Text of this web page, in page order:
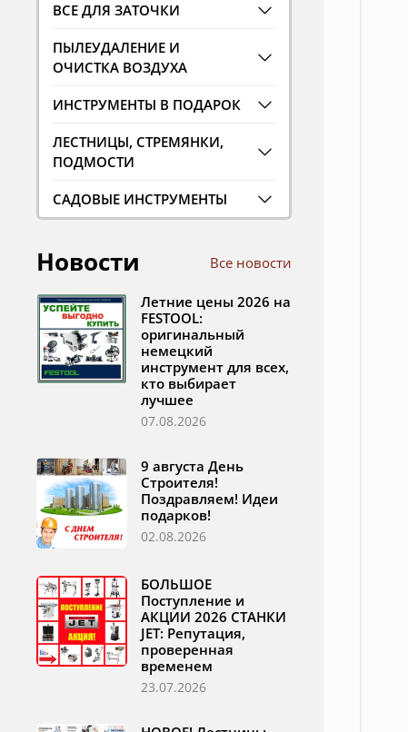
ВСЕ ДЛЯ ЗАТОЧКИ
ПЫЛЕУДАЛЕНИЕ И
ОЧИСТКА ВОЗДУХА
ИНСТРУМЕНТЫ В ПОДАРОК
ЛЕСТНИЦЫ, СТРЕМЯНКИ,
ПОДМОСТИ
САДОВЫЕ ИНСТРУМЕНТЫ
Новости Все новости
Летние цены 2026 на
FESTOOL:
оригинальный
немецкий
инструмент для всех,
кто выбирает
лучшее
07.08.2026
9 августа День
Строителя!
Поздравляем! Идеи
подарков!
02.08.2026
БОЛЬШОЕ
Поступление и
АКЦИИ 2026 СТАНКИ
JET: Репутация,
проверенная
временем
23.07.2026